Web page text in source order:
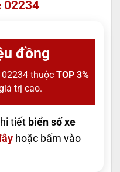
02234
đồng
thuộc TOP 3%
trị cao.
tiết biển số xe
hoặc bấm vào